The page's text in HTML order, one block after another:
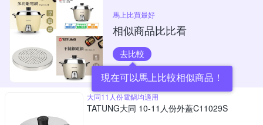
馬上比買最好
相似商品比比看
去比較
現在可以馬上比較相似商品！
大同11人份電鍋均適用
TATUNG大同 10-11人份外蓋C11029S